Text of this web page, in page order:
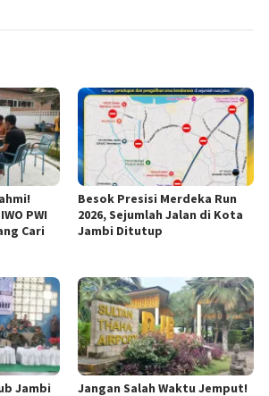
PWI
Cari
Besok Presisi Merdeka Run
2026, Sejumlah Jalan di Kota
Jambi Ditutup
Jambi Jangan Salah Waktu Jemput!